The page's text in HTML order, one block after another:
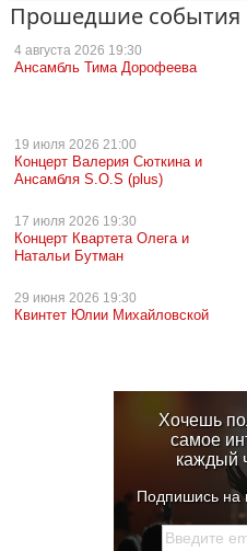
Прошедшие события
4 августа 2026 19:30
Ансамбль Тима Дорофеева
19 июля 2026 21:00
Концерт Валерия Сюткина и
Ансамбля S.O.S (plus)
17 июля 2026 19:30
Концерт Квартета Олега и
Натальи Бутман
29 июня 2026 19:30
Квинтет Юлии Михайловской
Хочешь
самое
каждый
Подпишись на